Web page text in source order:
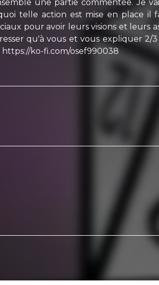
une partie commentée. Je
telle action est mise en place il
pour avoir leurs visions et leurs
qu'à vous et vous expliquer 2/
https://ko-fi.com/osef990038